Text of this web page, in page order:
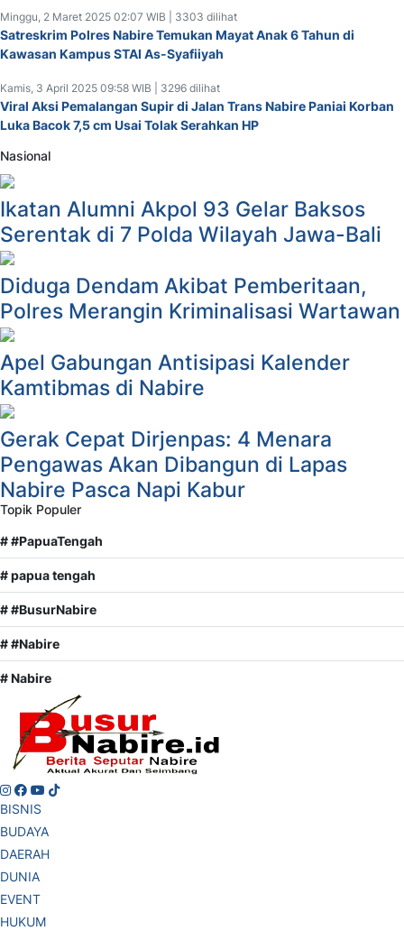
Minggu, 2 Maret 2025 02:07 WIB | 3303 dilihat
Satreskrim Polres Nabire Temukan Mayat Anak 6 Tahun di
Kawasan Kampus STAI As-Syafiiyah
Kamis, 3 April 2025 09:58 WIB | 3296 dilihat
Viral Aksi Pemalangan Supir di Jalan Trans Nabire Paniai Korban
Luka Bacok 7,5 cm Usai Tolak Serahkan HP
Nasional
Ikatan Alumni Akpol 93 Gelar Baksos
Serentak di 7 Polda Wilayah Jawa-Bali
Diduga Dendam Akibat Pemberitaan,
Polres Merangin Kriminalisasi Wartawan
Apel Gabungan Antisipasi Kalender
Kamtibmas di Nabire
Gerak Cepat Dirjenpas: 4 Menara
Pengawas Akan Dibangun di Lapas
Nabire Pasca Napi Kabur
Topik Populer
# #PapuaTengah
# papua tengah
# #BusurNabire
# #Nabire
# Nabire
BISNIS
BUDAYA
DAERAH
DUNIA
EVENT
HUKUM